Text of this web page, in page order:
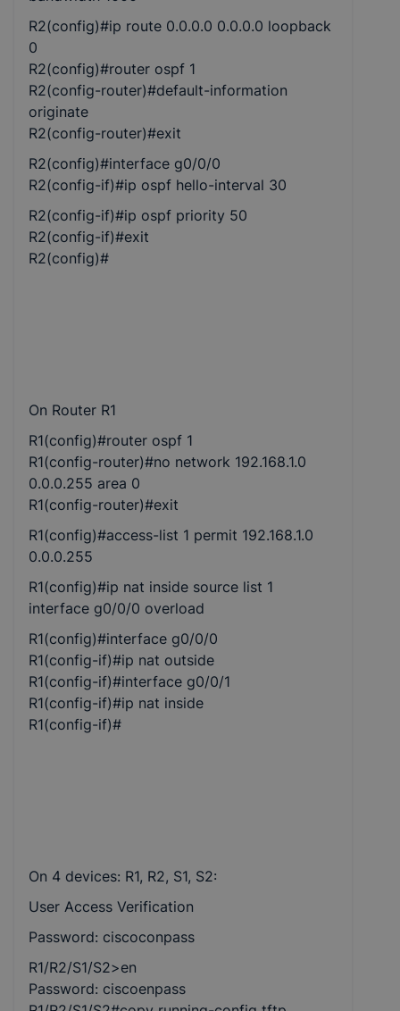
R2(config)#ip route 0.0.0.0 0.0.0.0 loopback
0
R2(config)#router ospf 1
R2(config-router)#default-information
originate
R2(config-router)#exit
R2(config)#interface g0/0/0
R2(config-if)#ip ospf hello-interval 30
R2(config-if)#ip ospf priority 50
R2(config-if)#exit
R2(config)#
On Router R1
R1(config)#router ospf 1
R1(config-router)#no network 192.168.1.0
0.0.0.255 area 0
R1(config-router)#exit
R1(config)#access-list 1 permit 192.168.1.0
0.0.0.255
R1(config)#ip nat inside source list 1
interface g0/0/0 overload
R1(config)#interface g0/0/0
R1(config-if)#ip nat outside
R1(config-if)#interface g0/0/1
R1(config-if)#ip nat inside
R1(config-if)#
On 4 devices: R1, R2, S1, S2:
User Access Verification
Password: ciscoconpass
R1/R2/S1/S2>en
Password: ciscoenpass